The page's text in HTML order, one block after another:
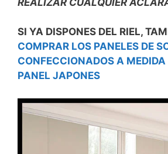
SI YA DISPONES DEL RIEL,
COMPRAR LOS PANELES DE
CONFECCIONADOS A MEDIDA
PANEL JAPONES